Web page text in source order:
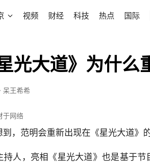
视频 财经 科技 热点 国际
光大道》为什么
· 呆王希希
于网络
，范明会重新出现在《星光大道》的
持人，亮相《星光大道》也是基于